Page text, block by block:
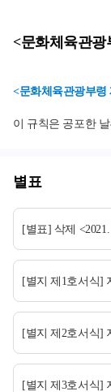
<문화체육관광
<문화체육관광부령
이 규칙은 공포한
별표
[별표] 삭제 <2021.
[별지 제1호서식]
[별지 제2호서식]
[별지 제3호서식]